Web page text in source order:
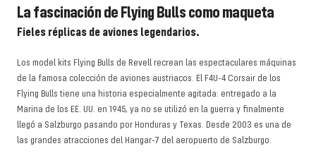
La fascinación de Flying Bulls como maqueta
Fieles réplicas de aviones legendarios.
Los model kits Flying Bulls de Revell recrean las espectaculares máquinas
de la famosa colección de aviones austriacos. El F4U-4 Corsair de los
Flying Bulls tiene una historia especialmente agitada: entregado a la
Marina de los EE. UU. en 1945, ya no se utilizó en la guerra y finalmente
llegó a Salzburgo pasando por Honduras y Texas. Desde 2003 es una de
las grandes atracciones del Hangar-7 del aeropuerto de Salzburgo.